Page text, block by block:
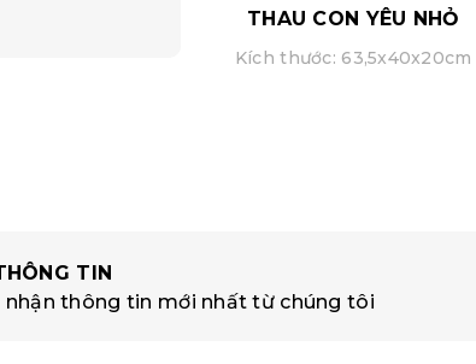
THAU CON YÊU NHỎ
Kích thước: 63,5x40x20cm
TIN
thông tin mới nhất từ chúng tôi